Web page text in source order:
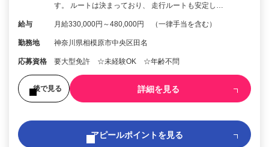
す。 ルートは決まっており、 走行ルートも安定し…
給与 月給330,000円～480,000円 （一律手当を含む）
勤務地 神奈川県相模原市中央区田名
応募資格 要大型免許 ☆未経験OK ☆年齢不問
後で見る 詳細を見る
アピールポイントを見る